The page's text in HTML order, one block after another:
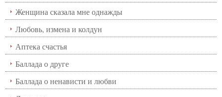
Женщина сказала мне однажды
Любовь, измена и колдун
Аптека счастья
Баллада о друге
Баллада о ненависти и любви